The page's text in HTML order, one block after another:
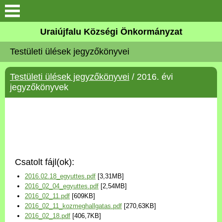
Köszöntő
Elérhetőségek
Uraiújfalu
Választási információk
Versenyképes Járások
Program
Uraiújfalu Községi Önkormányzat
Testületi ülések jegyzőkönyvei
Testületi ülések jegyzőkönyvei / 2016. évi
jegyzőkönyvek
Csatolt fájl(ok):
2016.02.18_egyuttes.pdf [3,31MB]
2016_02_04_egyuttes.pdf [2,54MB]
2016_02_11.pdf [609KB]
2016_02_11_kozmeghallgatas.pdf [270,63KB]
2016_02_18.pdf [406,7KB]